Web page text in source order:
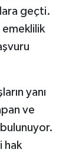
geçti.
yanı
ve
bulunuyor.
hak